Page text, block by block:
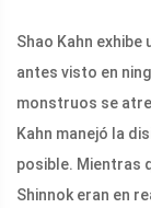
Shao Kahn
antes visto en
monstruos se
Kahn manejó la
posible. Mientras
Shinnok eran en